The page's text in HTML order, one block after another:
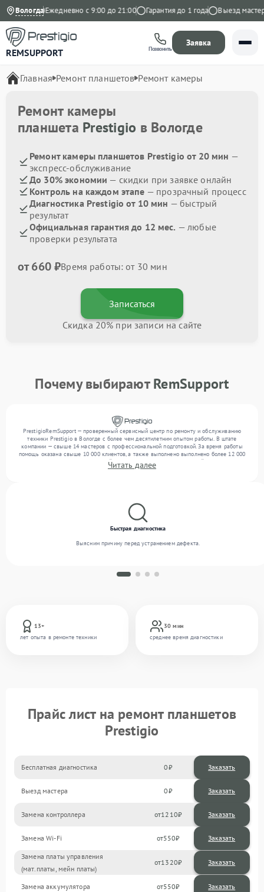
Вологда
Яндекс Ежедневно с 9:00 до 21:00 Гарантия до 1 года Выезд мастера
REMSUPPORT Позвонить
Заявка
Главная Ремонт планшетов Ремонт камеры
Ремонт камеры
планшета Prestigio в Вологде
Ремонт камеры планшетов Prestigio от 20 мин —
экспресс-обслуживание
До 30% экономии — скидки при заявке онлайн
Контроль на каждом этапе — прозрачный процесс
Диагностика Prestigio от 10 мин — быстрый
результат
Официальная гарантия до 12 мес. — любые
проверки результата
от 660 ₽Время работы: от 30 мин
Записаться
Скидка 20% при записи на сайте
Почему выбираютRemSupport
PrestigioRemSupport — проверенный сервисный центр по ремонту и обслуживанию
техники Prestigio в Вологде с более чем десятилетним опытом работы. В штате
компании — свыше 14 мастеров с профессиональной подготовкой. За время работы
помощь оказана свыше 10 000 клиентов, а также выполнено выполнено более 12 000
ремонтов. Ежемесячно в сервисный центр поступает более 300 устройств, включая , , .
Мы устраняем поломки любой сложности и предлагаем стабильный уровень сервиса
Читать далее
13+
лет опыта в ремонте техники
30 мин
среднее время диагностики
Быстрая диагностика
Выясним причину перед устранением дефекта.
Прайс лист на ремонт планшетов
Prestigio
Бесплатная диагностика 0 Заказать
Выезд мастера 0 Заказать
Замена контроллера 1210
Замена Wi-Fi 550
Замена платы управления
(мат.платы, мейн платы)
1320
Замена аккумулятора 550